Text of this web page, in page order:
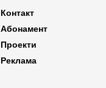
Контакт
Абонамент
Проекти
Реклама